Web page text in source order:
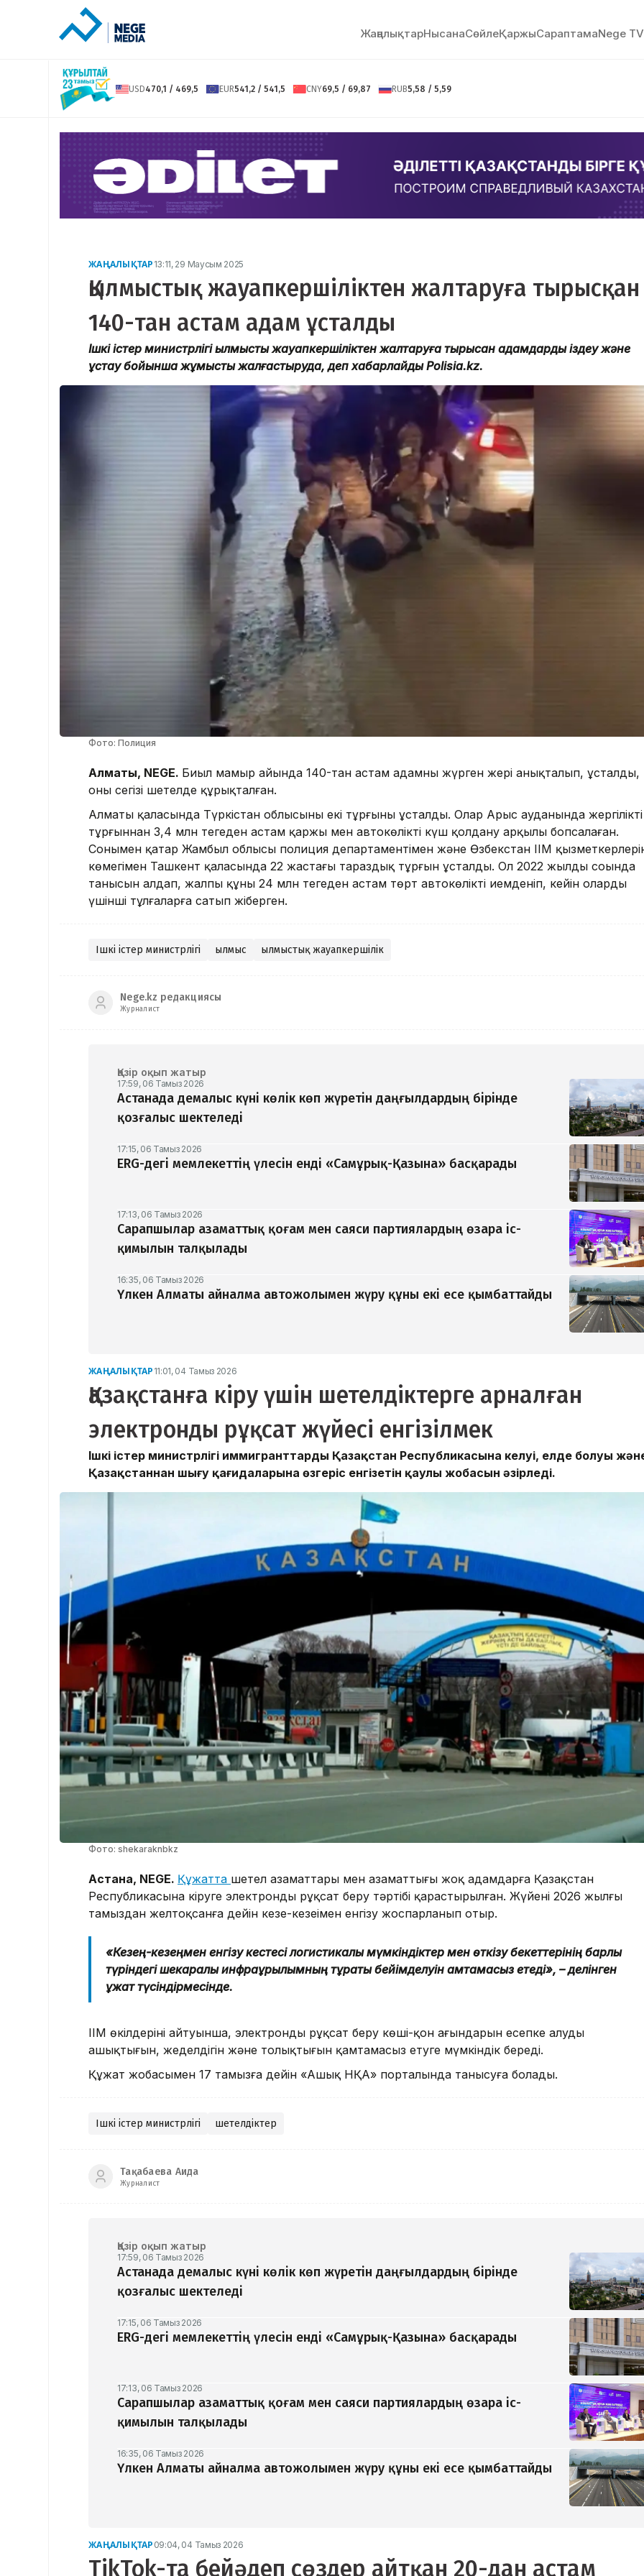
ЖаңалықтарНысанаСөйлeҚаржыСараптамаNege TV
USD470,1 / 469,5 EUR541,2 / 541,5 CNY69,5 / 69,87 RUB5,58 / 5,59
ЖАҢАЛЫҚТАР 13:11, 29 Маусым 2025
Қылмыстық жауапкершіліктен жалтаруға тырысқан
140-тан астам адам ұсталды
Ішкі істер министрлігі қылмыстық жауапкершіліктен жалтаруға тырысқан адамдарды іздеу және
ұстау бойынша жұмысты жалғастыруда, деп хабарлайды Polisia.kz.
Фото: Полиция
Алматы, NEGE. Биыл мамыр айында 140-тан астам адамның жүрген жері анықталып, ұсталды,
оның сегізі шетелде құрықталған.
Алматы қаласында Түркістан облысының екі тұрғыны ұсталды. Олар Арыс ауданында жергілікті
тұрғыннан 3,4 млн теңгеден астам қаржы мен автокөлікті күш қолдану арқылы бопсалаған.
Сонымен қатар Жамбыл облысы полиция департаментімен және Өзбекстан ІІМ
көмегімен Ташкент қаласында 22 жастағы тараздық тұрғын ұсталды. Ол 2022 жылдың соңында
танысын алдап, жалпы құны 24 млн теңгеден астам төрт автокөлікті иемденіп, кейін оларды
үшінші тұлғаларға сатып жіберген.
Ішкі істер министрлігі Қылмыс Қылмыстық жауапкершілік
Nege.kz редакциясы
Журналист
Қазір оқып жатыр
17:59, 06 Тамыз 2026
Астанада демалыс күні көлік көп жүретін даңғылдардың бірінде
қозғалыс шектеледі
17:15, 06 Тамыз 2026
ERG-дегі мемлекеттің үлесін енді «Самұрық-Қазына» басқарады
17:13, 06 Тамыз 2026
Сарапшылар азаматтық қоғам мен саяси партиялардың өзара іс-
қимылын талқылады
16:35, 06 Тамыз 2026
Үлкен Алматы айналма автожолымен жүру құны екі есе қымбаттайды
ЖАҢАЛЫҚТАР 11:01, 04 Тамыз 2026
Қазақстанға кіру үшін шетелдіктерге арналған
электронды рұқсат жүйесі енгізілмек
Ішкі істер министрлігі иммигранттардың Қазақстан Республикасына келуі, елде болуы
Қазақстаннан шығу қағидаларына өзгеріс енгізетін қаулы жобасын әзірледі.
Фото: shekaraknbkz
Астана, NEGE. Құжатта шетел азаматтары мен азаматтығы жоқ адамдарға Қазақстан
Республикасына кіруге электронды рұқсат беру тәртібі қарастырылған. Жүйені 2026 жылғы
тамыздан желтоқсанға дейін кезең-кезеңімен енгізу жоспарланып отыр.
«Кезең-кезеңмен енгізу кестесі логистикалық мүмкіндіктер мен өткізу бекеттерінің барлық
түріндегі шекаралық инфрақұрылымның тұрақты бейімделуін қамтамасыз етеді», – делінген
құжат түсіндірмесінде.
ІІМ өкілдерінің айтуынша, электронды рұқсат беру көші-қон ағындарын есепке алудың
ашықтығын, жеделдігін және толықтығын қамтамасыз етуге мүмкіндік береді.
Құжат жобасымен 17 тамызға дейін «Ашық НҚА» порталында танысуға болады.
Ішкі істер министрлігі шетелдіктер
Тақабаева Аида
Журналист
Қазір оқып жатыр
17:59, 06 Тамыз 2026
Астанада демалыс күні көлік көп жүретін даңғылдардың бірінде
қозғалыс шектеледі
17:15, 06 Тамыз 2026
ERG-дегі мемлекеттің үлесін енді «Самұрық-Қазына» басқарады
17:13, 06 Тамыз 2026
Сарапшылар азаматтық қоғам мен саяси партиялардың өзара іс-
қимылын талқылады
16:35, 06 Тамыз 2026
Үлкен Алматы айналма автожолымен жүру құны екі есе қымбаттайды
ЖАҢАЛЫҚТАР 09:04, 04 Тамыз 2026
TikTok-та бейәдеп сөздер айтқан 20-дан астам